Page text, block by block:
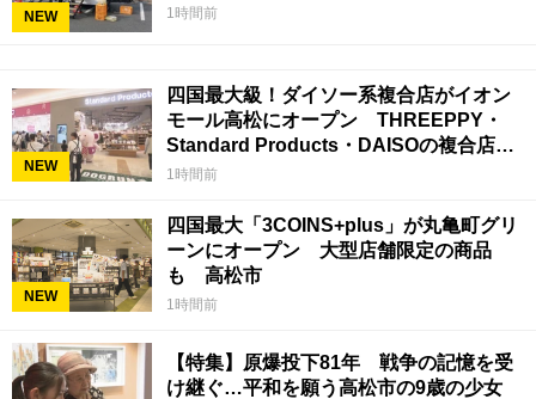
NEW 1時間前
NEW
四国最大級！ダイソー系複合店がイオン
モール高松にオープン THREEPPY・
Standard Products・DAISOの複合店は
香川県初
1時間前
NEW
四国最大「3COINS+plus」が丸亀町グリ
ーンにオープン 大型店舗限定の商品
も 高松市
1時間前
【特集】原爆投下81年 戦争の記憶を受
け継ぐ…平和を願う高松市の9歳の少女